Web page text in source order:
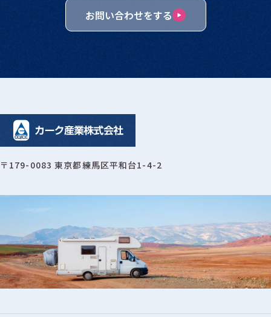
お問い合わせをする
〒179-0083 東京都練馬区平和台1-4-2